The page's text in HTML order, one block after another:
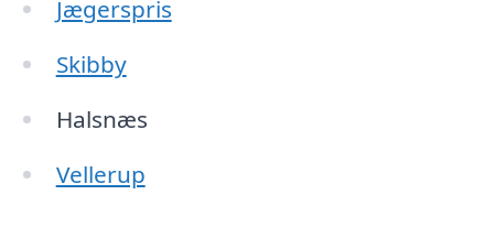
Jægerspris
Skibby
Halsnæs
Vellerup